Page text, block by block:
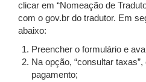
clicar em “Nomeação de
com o gov.br do tradutor. Em
abaixo:
Preencher o formulário e
Na opção, “consultar
pagamento;